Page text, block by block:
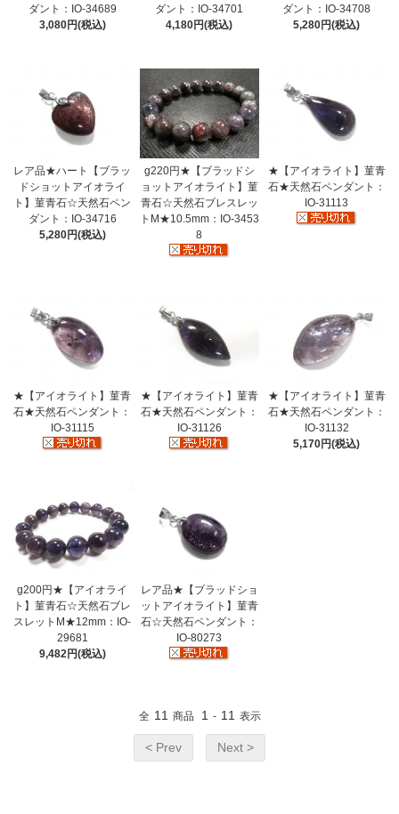
ダント：IO-34689
3,080円(税込)
ダント：IO-34701
4,180円(税込)
ダント：IO-34708
5,280円(税込)
レア品★ハート【ブラッ
ドショットアイオライ
ト】菫青石☆天然石ペン
ダント：IO-34716
5,280円(税込)
g220円★【ブラッドシ
ョットアイオライト】菫
青石☆天然石ブレスレッ
トM★10.5mm：IO-3453
8
★【アイオライト】菫青
石★天然石ペンダント：
IO-31113
★【アイオライト】菫青
石★天然石ペンダント：
IO-31115
★【アイオライト】菫青
石★天然石ペンダント：
IO-31126
★【アイオライト】菫青
石★天然石ペンダント：
IO-31132
5,170円(税込)
g200円★【アイオライ
ト】菫青石☆天然石ブレ
スレットM★12mm：IO-
29681
9,482円(税込)
レア品★【ブラッドショ
ットアイオライト】菫青
石☆天然石ペンダント：
IO-80273
全 11 商品 1 - 11 表示
< Prev Next >